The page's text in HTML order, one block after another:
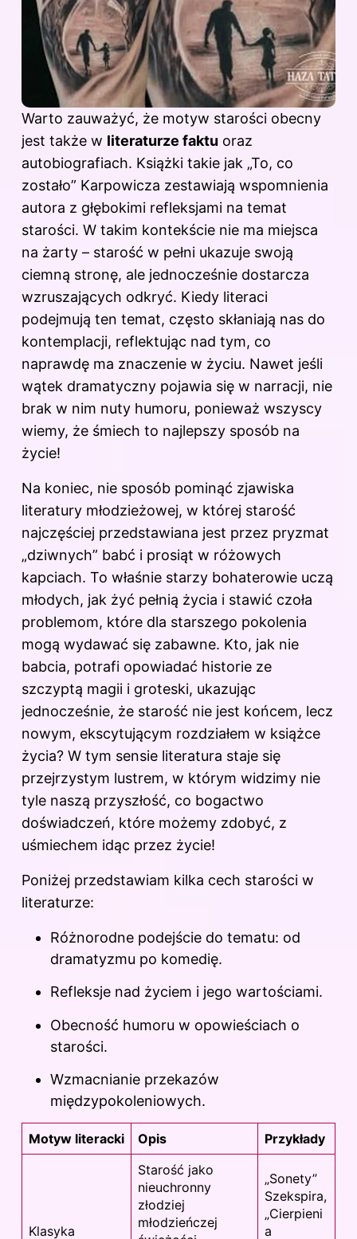
Warto zauważyć, że motyw starości obecny
jest także w literaturze faktu oraz
autobiografiach. Książki takie jak „To, co
zostało” Karpowicza zestawiają wspomnienia
autora z głębokimi refleksjami na temat
starości. W takim kontekście nie ma miejsca
na żarty – starość w pełni ukazuje swoją
ciemną stronę, ale jednocześnie dostarcza
wzruszających odkryć. Kiedy literaci
podejmują ten temat, często skłaniają nas do
kontemplacji, reflektując nad tym, co
naprawdę ma znaczenie w życiu. Nawet jeśli
wątek dramatyczny pojawia się w narracji, nie
brak w nim nuty humoru, ponieważ wszyscy
wiemy, że śmiech to najlepszy sposób na
życie!
Na koniec, nie sposób pominąć zjawiska
literatury młodzieżowej, w której starość
najczęściej przedstawiana jest przez pryzmat
„dziwnych” babć i prosiąt w różowych
kapciach. To właśnie starzy bohaterowie uczą
młodych, jak żyć pełnią życia i stawić czoła
problemom, które dla starszego pokolenia
mogą wydawać się zabawne. Kto, jak nie
babcia, potrafi opowiadać historie ze
szczyptą magii i groteski, ukazując
jednocześnie, że starość nie jest końcem, lecz
nowym, ekscytującym rozdziałem w książce
życia? W tym sensie literatura staje się
przejrzystym lustrem, w którym widzimy nie
tyle naszą przyszłość, co bogactwo
doświadczeń, które możemy zdobyć, z
uśmiechem idąc przez życie!
Poniżej przedstawiam kilka cech starości w
literaturze:
Różnorodne podejście do tematu: od
dramatyzmu po komedię.
Refleksje nad życiem i jego wartościami.
Obecność humoru w opowieściach o
starości.
Wzmacnianie przekazów
międzypokoleniowych.
Motyw literacki Opis Przykłady
Klasyka
Starość jako
nieuchronny
złodziej
młodzieńczej
„Sonety”
Szekspira,
„Cierpieni
a